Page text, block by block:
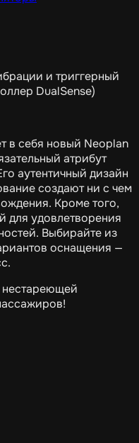
и триггерный
DualSense)
в себя новый Neoplan
атрибут
аутентичный дизайн
создают ни с чем
Кроме того,
для удовлетворения
Выбирайте из
оснащения —
нестареющей